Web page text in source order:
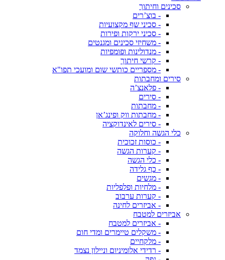
סכינים וחיתוך
- בוצ’רים
- סכיני שף מקצועיות
- סכיני ירקות ופירות
- משחיזי סכינים ומגנטים
- מנדולינות ופומפיות
- קרשי חיתוך
- מספריים כותשי שום ומועכי תפו"א
סירים ומחבתות
- פלאנצ’ה
- סירים
- מחבתות
- מחבתות ווק ופינג’אן
- סירים לאינדוקציה
כלי הגשה וחלוקה
- כוסות זכוכית
- קערות הגשה
- כלי הגשה
- כף גלידה
- מגשים
- מלחיות ופלפליות
- קערות ערבוב
- אביזרים לחינה
אביזרים למטבח
- אביזרים למטבח
- משקלים טיימרים ומדי חום
- מלקחיים
- רדידי אלומיניום וניילון נצמד